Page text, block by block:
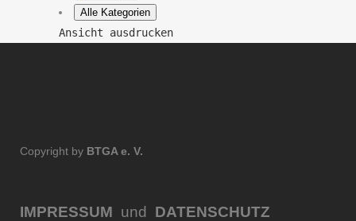
Alle Kategorien
Ansicht ausdrucken
Copyright by BTGA e. V.
IMPRESSUM und DATENSCHUTZ